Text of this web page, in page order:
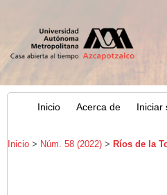
Inicio Acerca de Iniciar
Inicio> Núm. 58 (2022)> Ríos de la